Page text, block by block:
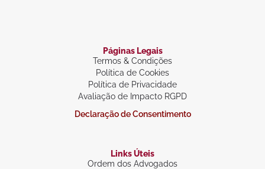
Páginas Legais
Termos & Condições
Política de Cookies
Política de Privacidade
Avaliação de Impacto RGPD
Declaração de Consentimento
Links Úteis
Ordem dos Advogados